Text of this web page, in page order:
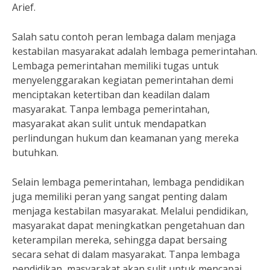
Arief.
Salah satu contoh peran lembaga dalam menjaga
kestabilan masyarakat adalah lembaga pemerintahan.
Lembaga pemerintahan memiliki tugas untuk
menyelenggarakan kegiatan pemerintahan demi
menciptakan ketertiban dan keadilan dalam
masyarakat. Tanpa lembaga pemerintahan,
masyarakat akan sulit untuk mendapatkan
perlindungan hukum dan keamanan yang mereka
butuhkan.
Selain lembaga pemerintahan, lembaga pendidikan
juga memiliki peran yang sangat penting dalam
menjaga kestabilan masyarakat. Melalui pendidikan,
masyarakat dapat meningkatkan pengetahuan dan
keterampilan mereka, sehingga dapat bersaing
secara sehat di dalam masyarakat. Tanpa lembaga